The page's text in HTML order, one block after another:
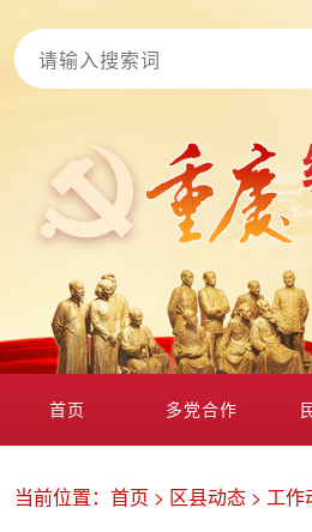
首页 多党合作
当前位置： 首页 > 区县动态 > 工作